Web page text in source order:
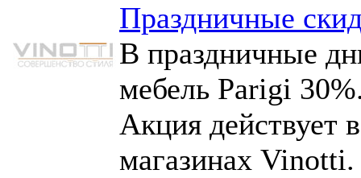
Праздничные
В праздничные
мебель Parigi
Акция действует
магазинах Vinotti.